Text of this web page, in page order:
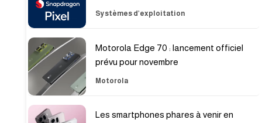
Systèmes d’exploitation
Motorola Edge 70 : lancement officiel
prévu pour novembre
Motorola
Les smartphones phares à venir en